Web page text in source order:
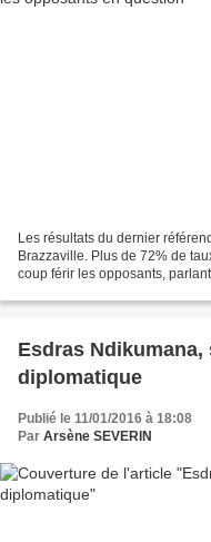
Les résultats du dernier
Brazzaville. Plus de 72% de
coup férir les opposants,
Esdras
diplomatique
Publié le 11/01/2016 à 18:08
Par Arsène SEVERIN